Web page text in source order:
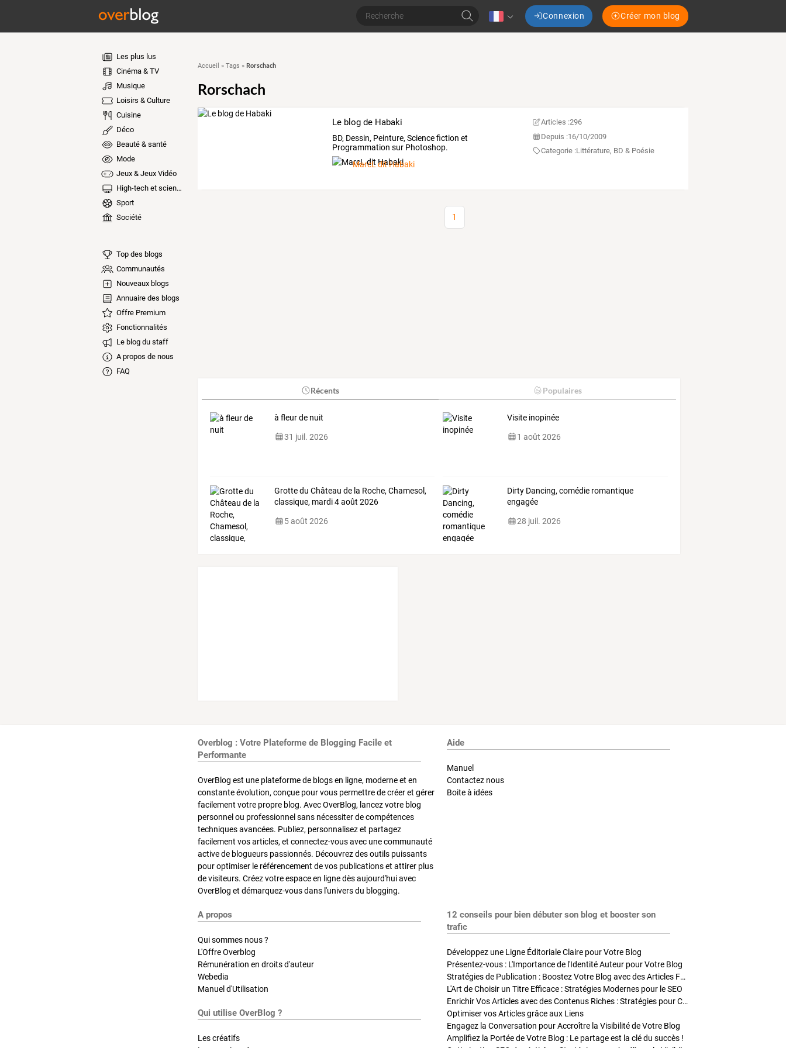
Connexion Créer mon blog
Les plus lus
Cinéma & TV
Musique
Loisirs & Culture
Cuisine
Déco
Beauté & santé
Mode
Jeux & Jeux Vidéo
High-tech et sciences
Sport
Société
Top des blogs
Communautés
Nouveaux blogs
Annuaire des blogs
Offre Premium
Fonctionnalités
Le blog du staff
A propos de nous
FAQ
Accueil » Tags » Rorschach
Rorschach
Le blog de Habaki
BD, Dessin, Peinture, Science fiction et
Programmation sur Photoshop.
MarcL dit Habaki
Articles :296
Depuis :16/10/2009
Categorie :Littérature, BD & Poésie
1
Récents Populaires
à fleur de nuit
31 juil. 2026
Visite inopinée
1 août 2026
Grotte du Château de la Roche, Chamesol,
classique, mardi 4 août 2026
5 août 2026
Dirty Dancing, comédie romantique
engagée
28 juil. 2026
Overblog : Votre Plateforme de Blogging Facile et
Performante
OverBlog est une plateforme de blogs en ligne, moderne et en
constante évolution, conçue pour vous permettre de créer et gérer
facilement votre propre blog. Avec OverBlog, lancez votre blog
personnel ou professionnel sans nécessiter de compétences
techniques avancées. Publiez, personnalisez et partagez
facilement vos articles, et connectez-vous avec une communauté
active de blogueurs passionnés. Découvrez des outils puissants
pour optimiser le référencement de vos publications et attirer plus
de visiteurs. Créez votre espace en ligne dès aujourd'hui avec
OverBlog et démarquez-vous dans l'univers du blogging.
Aide
Manuel
Contactez nous
Boite à idées
A propos
Qui sommes nous ?
L'Offre Overblog
Rémunération en droits d'auteur
Webedia
Manuel d'Utilisation
Qui utilise OverBlog ?
Les créatifs
12 conseils pour bien débuter son blog et booster son
trafic
Développez une Ligne Éditoriale Claire pour Votre Blog
Présentez-vous : L'Importance de l'Identité Auteur pour Votre Blog
Stratégies de Publication : Boostez Votre Blog avec des Articles Fréquents et Exclusifs
L'Art de Choisir un Titre Efficace : Stratégies Modernes pour le SEO
Enrichir Vos Articles avec des Contenus Riches : Stratégies pour Captiver et Optimiser
Optimiser vos Articles grâce aux Liens
Engagez la Conversation pour Accroître la Visibilité de Votre Blog
Amplifiez la Portée de Votre Blog : Le partage est la clé du succès !